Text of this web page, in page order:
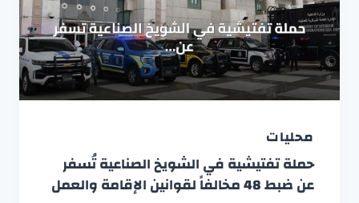
محليات
حملة تفتيشية في الشويخ الصناعية تُسفر
عن ضبط 48 مخالفاً لقوانين الإقامة والعمل